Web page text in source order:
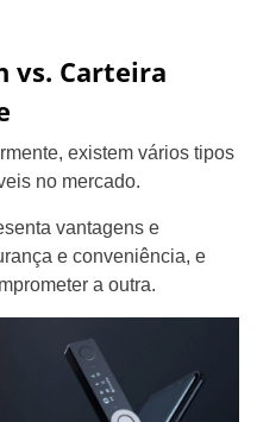
vs. Carteira
existem vários tipos
no mercado.
vantagens e
e conveniência, e
a outra.